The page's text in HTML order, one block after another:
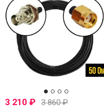
3 210 ₽ 3 860₽